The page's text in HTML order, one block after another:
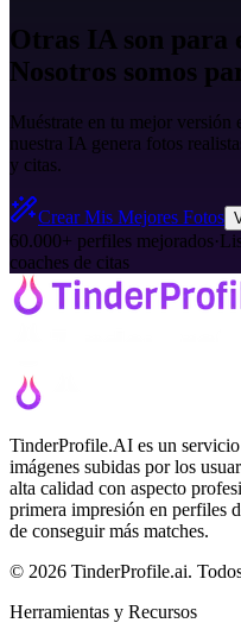
Otras IA son
Nosotros somos
Muéstrate en tu mejor versión
nuestra IA genera fotos
y citas.
Crear Mis Mejores Fotos
60.000+ perfiles mejorados·
coaches de citas
TinderProfile.AI es un
imágenes subidas por los
alta calidad con aspecto
primera impresión en perfiles
de conseguir más matches.
© 2026 TinderProfile.ai.
Herramientas y Recursos